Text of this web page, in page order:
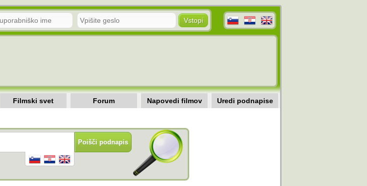
Filmski svet Forum Napovedi filmov Uredi podnapise